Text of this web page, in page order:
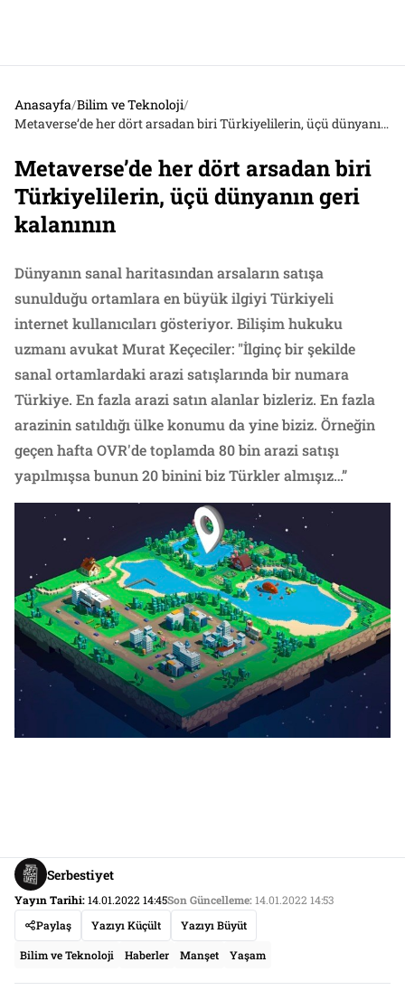
Anasayfa/Bilim ve Teknoloji/
Metaverse’de her dört arsadan biri Türkiyelilerin, üçü dünyanın geri kalanının
Metaverse’de her dört arsadan biri
Türkiyelilerin, üçü dünyanın geri
kalanının
Dünyanın sanal haritasından arsaların satışa
sunulduğu ortamlara en büyük ilgiyi Türkiyeli
internet kullanıcıları gösteriyor. Bilişim hukuku
uzmanı avukat Murat Keçeciler: "İlginç bir şekilde
sanal ortamlardaki arazi satışlarında bir numara
Türkiye. En fazla arazi satın alanlar bizleriz. En fazla
arazinin satıldığı ülke konumu da yine biziz. Örneğin
geçen hafta OVR'de toplamda 80 bin arazi satışı
yapılmışsa bunun 20 binini biz Türkler almışız…”
Serbestiyet
Yayın Tarihi:14.01.2022 14:45Son Güncelleme:14.01.2022 14:53
Paylaş
Yazıyı Küçült Yazıyı Büyüt
Bilim ve Teknoloji Haberler Manşet Yaşam